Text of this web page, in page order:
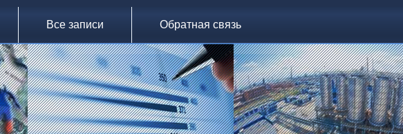
Все записи Обратная связь